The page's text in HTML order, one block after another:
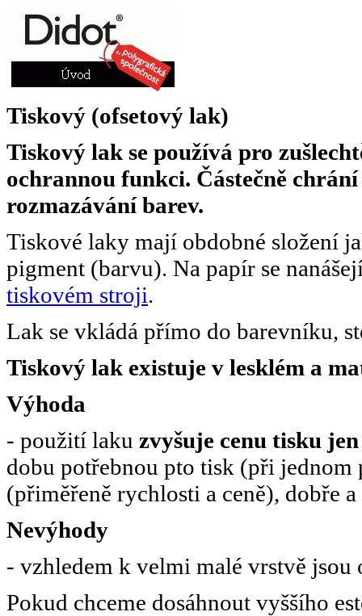
Tiskový (ofsetový lak)
Tiskový lak se používá pro
ochrannou funkci. Částečně
rozmazávání barev.
Tiskové laky mají obdobné složení
pigment (barvu). Na papír se
tiskovém stroji.
Lak se vkládá přímo do barevníku,
Tiskový lak existuje v lesklém a
Výhoda
- použití laku zvyšuje cenu tisku
dobu potřebnou pto tisk (při
(přiměřeně rychlosti a ceně), dobře
Nevýhody
- vzhledem k velmi malé vrstvě jsou
Pokud chceme dosáhnout vyššího